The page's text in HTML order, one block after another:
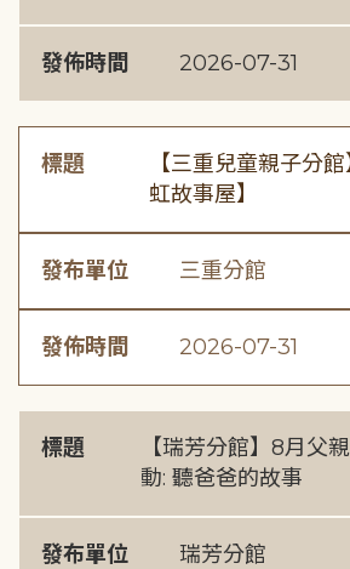
發佈時間 2026-07-31
標題
【三重兒童親子分
虹故事屋】
發布單位 三重分館
發佈時間 2026-07-31
標題
【瑞芳分館】8月父
動: 聽爸爸的故事
發布單位 瑞芳分館